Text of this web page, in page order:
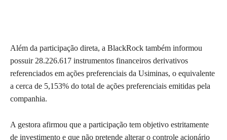
Além da participação direta, a BlackRock também informou
possuir 28.226.617 instrumentos financeiros derivativos
referenciados em ações preferenciais da Usiminas, o equivalente
a cerca de 5,153% do total de ações preferenciais emitidas pela
companhia.
A gestora afirmou que a participação tem objetivo estritamente
de investimento e que não pretende alterar o controle acionário